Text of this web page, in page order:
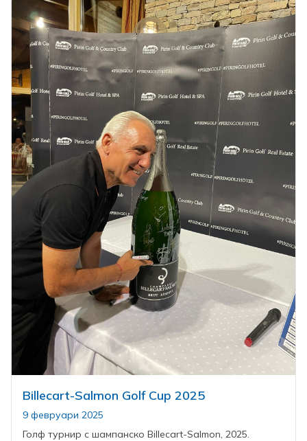
Billecart-Salmon Golf Cup 2025
9 февруари 2025
Голф турнир с шампанско Billecart-Salmon, 2025.